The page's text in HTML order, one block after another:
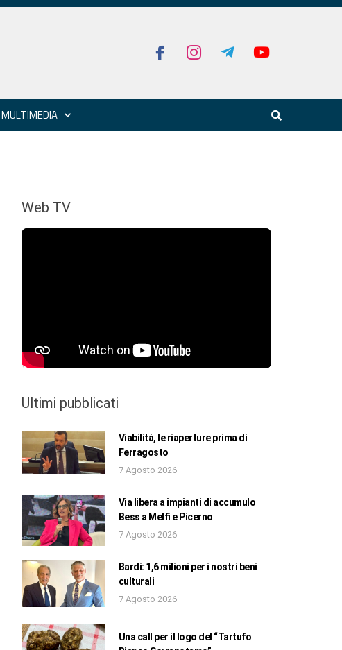
MULTIMEDIA
Web TV
Ultimi pubblicati
Viabilità, le riaperture prima di
Ferragosto
7 Agosto 2026
Via libera a impianti di accumulo
Bess a Melfi e Picerno
7 Agosto 2026
Bardi: 1,6 milioni per i nostri beni
culturali
7 Agosto 2026
Una call per il logo del “Tartufo